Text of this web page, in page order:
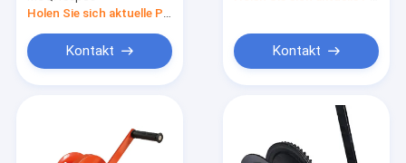
Holen Sie sich aktuelle Preis
Kontakt Kontakt